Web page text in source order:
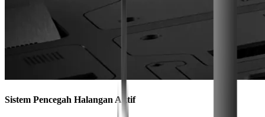
Sistem Pencegah Halangan Aktif